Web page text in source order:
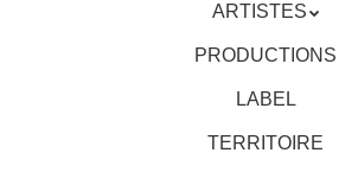
ARTISTES
PRODUCTIONS
LABEL
TERRITOIRE